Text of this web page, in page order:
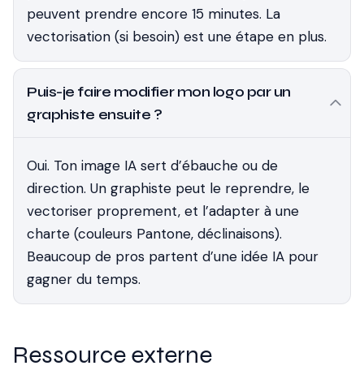
peuvent prendre encore 15 minutes. La
vectorisation (si besoin) est une étape en plus.
Puis-je faire modifier mon logo par un
graphiste ensuite ?
Oui. Ton image IA sert d’ébauche ou de
direction. Un graphiste peut le reprendre, le
vectoriser proprement, et l’adapter à une
charte (couleurs Pantone, déclinaisons).
Beaucoup de pros partent d’une idée IA pour
gagner du temps.
Ressource externe